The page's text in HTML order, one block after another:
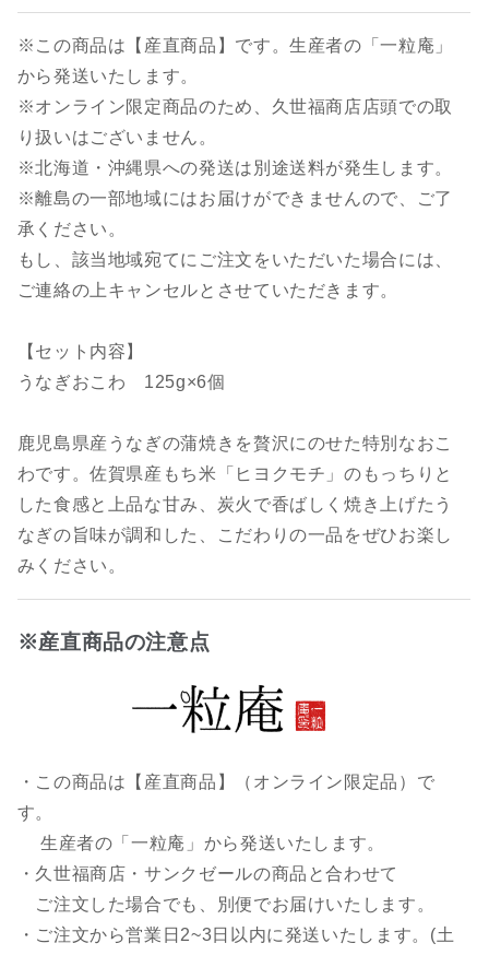
※この商品は【産直商品】です。生産者の「一粒庵」
から発送いたします。
※オンライン限定商品のため、久世福商店店頭での取
り扱いはございません。
※北海道・沖縄県への発送は別途送料が発生します。
※離島の一部地域にはお届けができませんので、ご了
承ください。
もし、該当地域宛てにご注文をいただいた場合には、
ご連絡の上キャンセルとさせていただきます。
【セット内容】
うなぎおこわ 125g×6個
鹿児島県産うなぎの蒲焼きを贅沢にのせた特別なおこ
わです。佐賀県産もち米「ヒヨクモチ」のもっちりと
した食感と上品な甘み、炭火で香ばしく焼き上げたう
なぎの旨味が調和した、こだわりの一品をぜひお楽し
みください。
※産直商品の注意点
・この商品は【産直商品】（オンライン限定品）で
す。
生産者の「一粒庵」から発送いたします。
・久世福商店・サンクゼールの商品と合わせて
ご注文した場合でも、別便でお届けいたします。
・ご注文から営業日2~3日以内に発送いたします。(土